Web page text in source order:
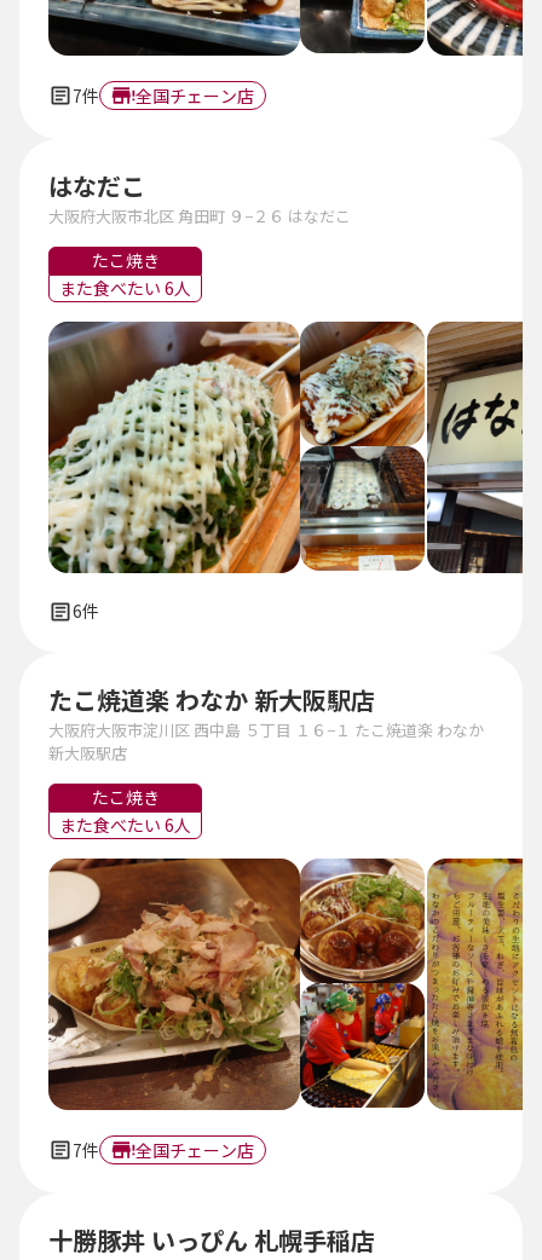
7件 全国チェーン店
はなだこ
大阪府大阪市北区 角田町 ９−２６ はなだこ
たこ焼き
また食べたい 6人
6件
たこ焼道楽 わなか 新大阪駅店
大阪府大阪市淀川区 西中島 ５丁目 １６−１ たこ焼道楽 わなか
新大阪駅店
たこ焼き
また食べたい 6人
7件 全国チェーン店
十勝豚丼 いっぴん 札幌手稲店